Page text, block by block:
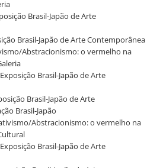
Brasil-Japão de Arte
Brasil-Japão de Arte Contemporânea
Abstracionismo: o vermelho na
Exposição Brasil-Japão de Arte
Brasil-Japão de Arte
Brasil-Japão
Abstracionismo: o vermelho na
Brasil-Japão de Arte